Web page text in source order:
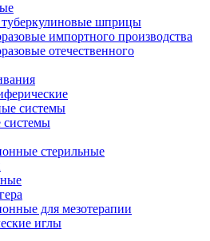
шприцы
импортного производства
отечественного
системы
стерильные
для мезотерапии
иглы